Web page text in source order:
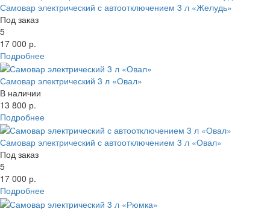
Самовар электрический с автоотключением 3 л «Желудь»
Под заказ
5
17 000 р.
Подробнее
Самовар электрический 3 л «Овал»
В наличии
13 800 р.
Подробнее
Самовар электрический с автоотключением 3 л «Овал»
Под заказ
5
17 000 р.
Подробнее